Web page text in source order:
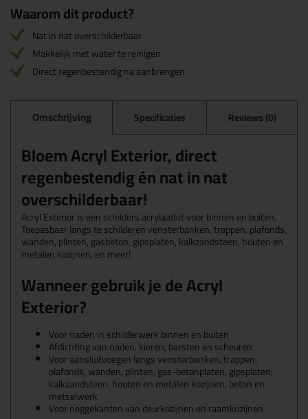
Waarom dit product?
Nat in nat overschilderbaar
Makkelijk met water te reinigen
Direct regenbestendig na aanbrengen
Omschrijving Specificaties Reviews (0)
Bloem Acryl Exterior, direct
regenbestendig én nat in nat
overschilderbaar!
Acryl Exterior is een schilders acrylaatkit voor binnen en buiten.
Toepasbaar langs te schilderen vensterbanken, trappen, plafonds,
wanden, plinten, gasbeton, gipsplaten, kalkzandsteen, houten en
metalen kozijnen, en meer!
Wanneer gebruik je de Acryl
Exterior?
Voor naden in schilderwerk binnen en buiten
Afdichting van naden, kieren, barsten en scheuren
Voor aansluitvoegen langs vensterbanken, trappen,
plafonds, wanden, plinten, gas-betonplaten, gipsplaten,
kalkzandsteen, houten en metalen kozijnen, beton en
metselwerk
Voor neggekanten van deurkozijnen en raamkozijnen